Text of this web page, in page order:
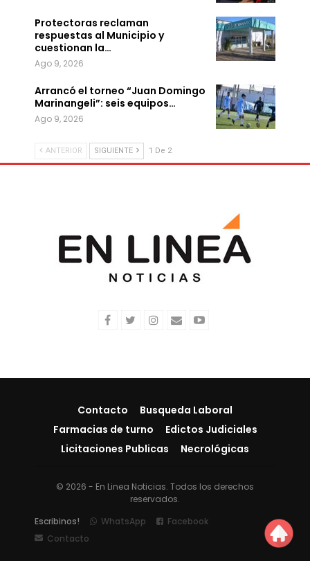
Protectoras reclaman
respuestas al Municipio y
cuestionan la…
Ago 9, 2026
Arrancó el torneo “Juan Domingo
Marinangeli”: seis equipos…
Ago 9, 2026
ANTERIOR SIGUIENTE 1 De 2
Contacto
Busqueda Laboral
Farmacias de turno
Edictos Judiciales
Licitaciones Publicas
Necrológicas
© 2026 - En Linea Noticias. Todos los derechos
reservados.
Escribinos!
WhatsApp
Facebook
Contacto